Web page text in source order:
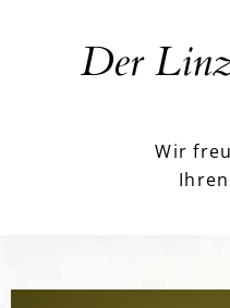
Der
Wir